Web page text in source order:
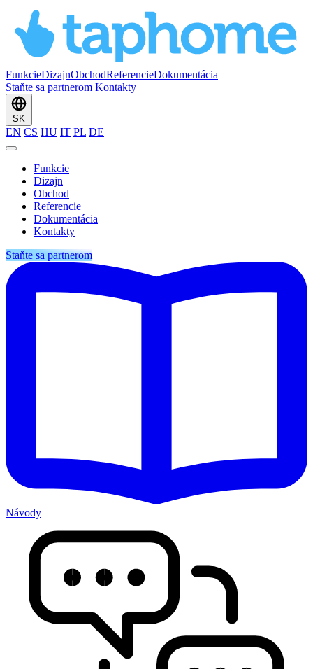
FunkcieDizajnObchodReferencieDokumentácia
Staňte sa partnerom Kontakty
SK
EN CS HU IT PL DE
Funkcie
Dizajn
Obchod
Referencie
Dokumentácia
Kontakty
Staňte sa partnerom
Návody